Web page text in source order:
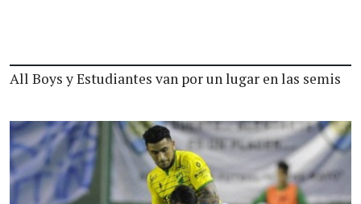
All Boys y Estudiantes van por un lugar en las semis